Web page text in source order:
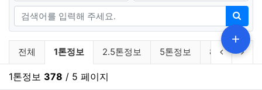
[필수항목] 이름, 이메일, 휴대전화번호
② 서비스 이용 또는 업무처리과정에서 자동으로 생성되어
수집되는 정보
[필수항목] 접속 IP 정보, 쿠키(Cookie), 서비스 이용 기
록, 접속 로그
[선택항목] 고객만족도 설문조사에 의한 항목별 응답기
검색어
검색
채용일자리 분류 목록
전체 현재 분류
1톤정보 2.5톤정보 5톤정보 8톤이상
이전 분류
다
1톤정보 378 / 5 페이지
+